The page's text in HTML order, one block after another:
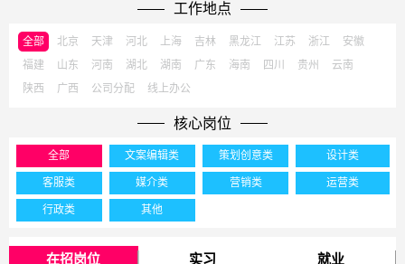
工作地点
全部 北京 天津 河北 上海 吉林 黑龙江 江苏 浙江
安徽
福建
山东 河南 湖北 湖南 广东 海南 四川 贵州
云南
陕西
广西 公司分配 线上办公
核心岗位
全部 文案编辑类 策划创意类 设计类
客服类 媒介类 营销类 运营类
行政类 其他
在招岗位 实习 就业